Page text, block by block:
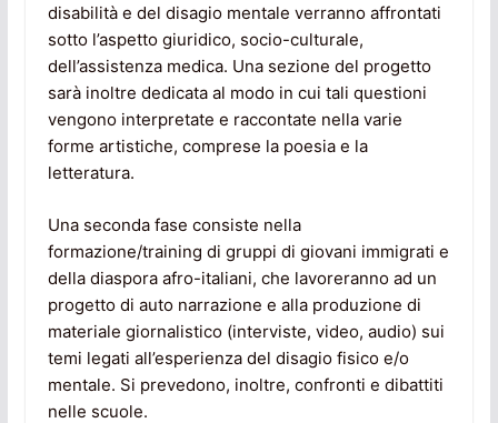
disabilità e del disagio mentale verranno affrontati
sotto l’aspetto giuridico, socio-culturale,
dell’assistenza medica. Una sezione del progetto
sarà inoltre dedicata al modo in cui tali questioni
vengono interpretate e raccontate nella varie
forme artistiche, comprese la poesia e la
letteratura.
Una seconda fase consiste nella
formazione/training di gruppi di giovani immigrati e
della diaspora afro-italiani, che lavoreranno ad un
progetto di auto narrazione e alla produzione di
materiale giornalistico (interviste, video, audio) sui
temi legati all’esperienza del disagio fisico e/o
mentale. Si prevedono, inoltre, confronti e dibattiti
nelle scuole.